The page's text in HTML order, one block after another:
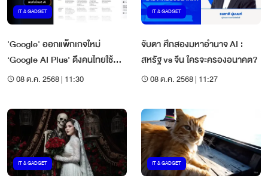
IT & GADGET
'Google' ออกแพ็กเกจใหม่
‘Google AI Plus’ ดึงคนไทยใช้
'AI'08 ต.ค. 2568 | 11:30
IT & GADGET
จับตา ศึกสองมหาอำนาจ AI :
สหรัฐ vs จีน ใครจะครองอนาคต?
08 ต.ค. 2568 | 11:27
IT & GADGET IT & GADGET